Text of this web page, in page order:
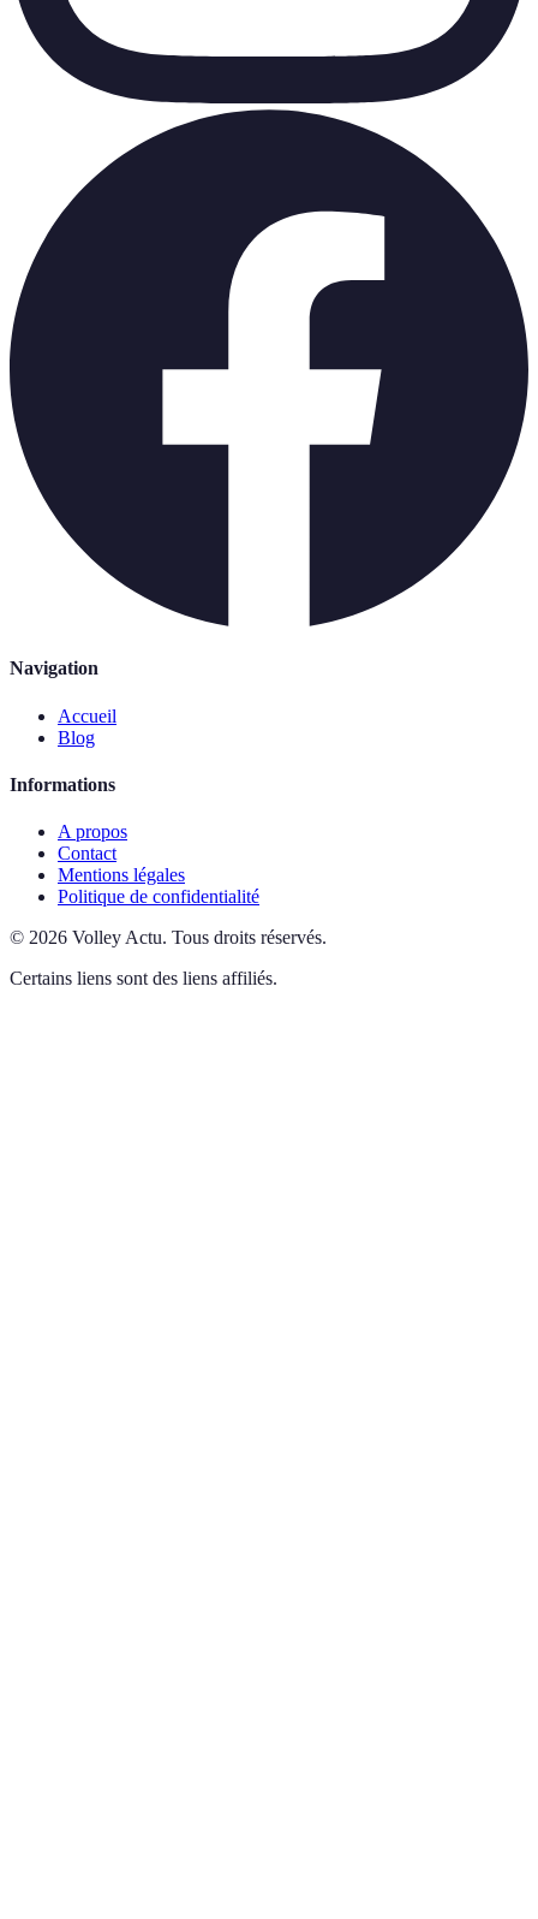
Navigation
Accueil
Blog
Informations
A propos
Contact
Mentions légales
Politique de confidentialité
© 2026 Volley Actu. Tous droits réservés.
Certains liens sont des liens affiliés.